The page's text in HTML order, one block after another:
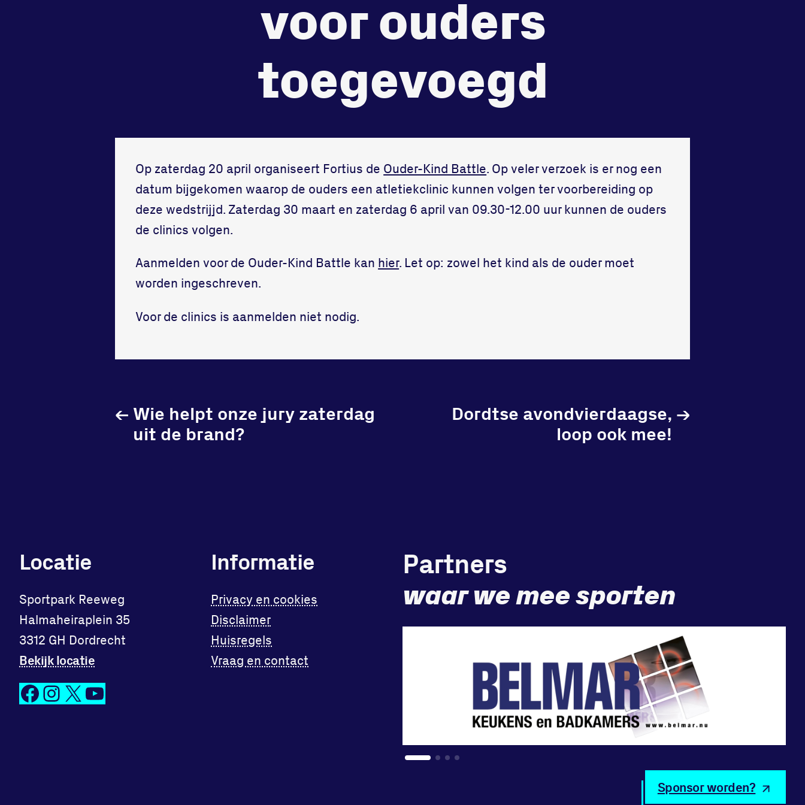
onze gym
Fitness
Bekijk locatie
voor ouders
toegevoegd
Op zaterdag 20 april organiseert Fortius de Ouder-Kind Battle. Op veler verzoek is er nog een
datum bijgekomen waarop de ouders een atletiekclinic kunnen volgen ter voorbereiding op
deze wedstrijjd. Zaterdag 30 maart en zaterdag 6 april van 09.30-12.00 uur kunnen de ouders
de clinics volgen.
Aanmelden voor de Ouder-Kind Battle kan hier. Let op: zowel het kind als de ouder moet
worden ingeschreven.
Voor de clinics is aanmelden niet nodig.
Wie helpt onze jury zaterdag
uit de brand?
←
Dordtse avondvierdaagse,
loop ook mee!
→
Locatie
Sportpark Reeweg
Halmaheiraplein 35
3312 GH Dordrecht
Bekijk locatie
Facebook Instagram X YouTube
Informatie
Privacy en cookies
Disclaimer
Huisregels
Vraag en contact
Partners
waar we mee sporten
Sponsor worden?